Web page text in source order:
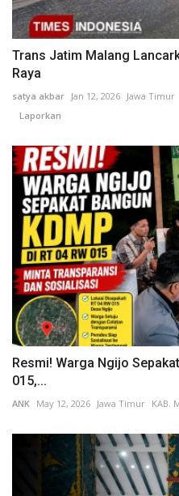
Trans Jatim Malang
Raya
satya akbar Jan 12, 2026 Jawa Timur
Laporkan
Resmi! Warga Ngijo
015,...
ANK May 12, 2026 Jawa Timur KAB.